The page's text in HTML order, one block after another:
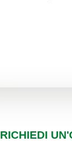
RICHIEDI